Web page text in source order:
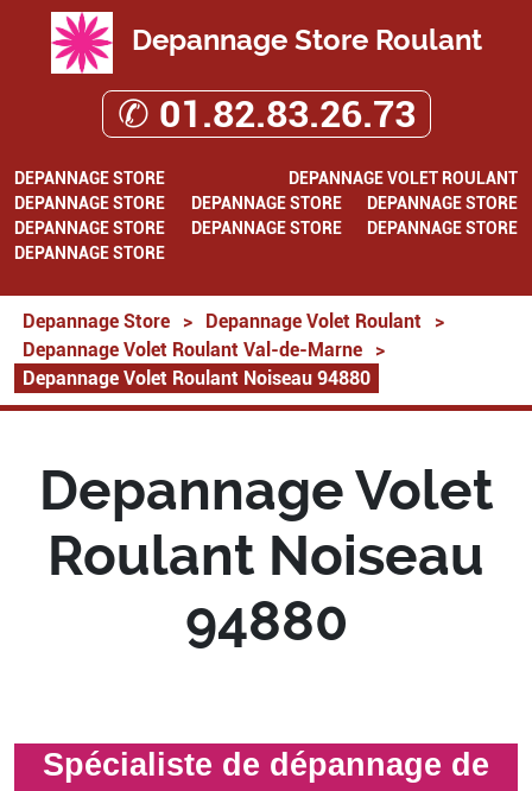
Depannage Store Roulant
✆ 01.82.83.26.73
DEPANNAGE STORE
DEPANNAGE VOLET ROULANT
DEPANNAGE STORE
DEPANNAGE STORE
DEPANNAGE STORE
DEPANNAGE STORE
DEPANNAGE STORE
DEPANNAGE STORE
DEPANNAGE STORE
Depannage Store > Depannage Volet Roulant
>
Depannage Volet Roulant Val-de-Marne
>
Depannage Volet Roulant Noiseau 94880
Depannage Volet
Roulant Noiseau
94880
Spécialiste de dépannage de